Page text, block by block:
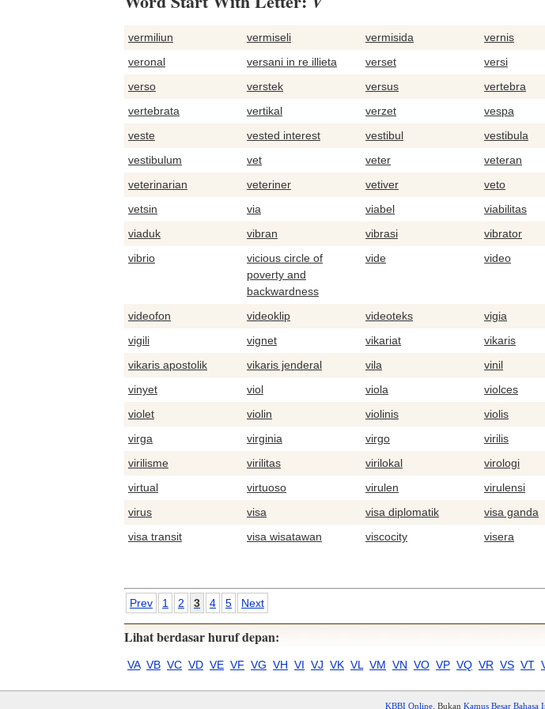
vermiliun vermiseli vermisida
vernis
veronal
versani in re illieta verset
versi
verso
verstek versus
vertebra
vertebrata
vertikal verzet
vespa
veste
vested interest vestibul
vestibula
vestibulum
vet veter
veteran
veterinarian
veteriner vetiver
veto
vetsin
via viabel
viabilitas
viaduk
vibran vibrasi
vibrator
vibrio
vicious circle of
poverty and
backwardness
vide video
videofon videoklip videoteks
vigia
vigili
vignet vikariat
vikaris
vikaris apostolik
vikaris jenderal vila
vinil
vinyet
viol viola
violces
violet
violin violinis
violis
virga
virginia virgo
virilis
virilisme
virilitas virilokal
virologi
virtual
virtuoso virulen
virulensi
virus
visa visa diplomatik
visa ganda
visa transit
visa wisatawan viscocity visera
Prev 1 2 3 4 5 Next
Lihat berdasar huruf depan:
VA VB VC VD VE VF VG VH VI VJ VK VL VM VN VO VP VQ VR VS VT
KBBI Online. Bukan Kamus Besar Bahasa